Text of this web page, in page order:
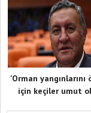
'Orman yangınlarını
için keçiler umut